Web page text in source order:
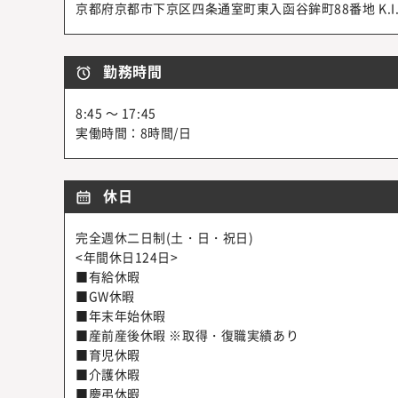
京都府京都市下京区四条通室町東入函谷鉾町88番地
勤務時間
8:45 ～ 17:45
実働時間：8時間/日
休日
完全週休二日制(土・日・祝日)
<年間休日124日>
■有給休暇
■GW休暇
■年末年始休暇
■産前産後休暇 ※取得・復職実績あり
■育児休暇
■介護休暇
■慶弔休暇